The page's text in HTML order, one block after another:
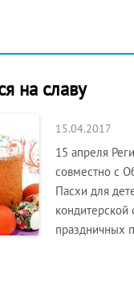
на славу
15.04.2017
15 апреля
совместно с
Пасхи для
кондитерской
праздничных